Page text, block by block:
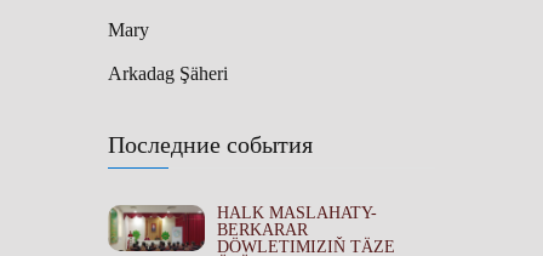
Mary
Arkadag Şäheri
Последние события
HALK MASLAHATY-
BERKARAR
DÖWLETIMIZIŇ TÄZE